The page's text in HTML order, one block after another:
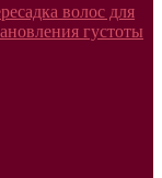
волос для
густоты